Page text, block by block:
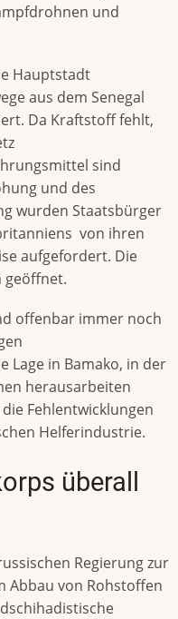
und
Hauptstadt
aus dem Senegal
Da Kraftstoff fehlt,
sind
und des
wurden Staatsbürger
von ihren
aufgefordert. Die
geöffnet.
offenbar immer noch
Lage in Bamako, in der
herausarbeiten
Fehlentwicklungen
Helferindustrie.
überall
Regierung zur
Abbau von Rohstoffen